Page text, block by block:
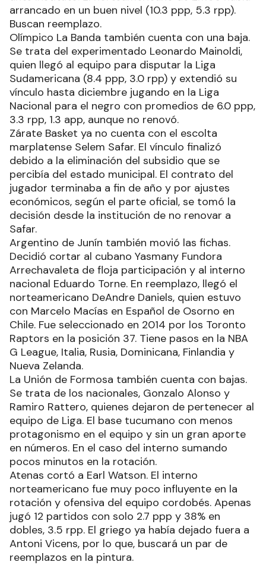
arrancado en un buen nivel (10.3 ppp, 5.3 rpp).
Buscan reemplazo.
Olímpico La Banda también cuenta con una baja.
Se trata del experimentado Leonardo Mainoldi,
quien llegó al equipo para disputar la Liga
Sudamericana (8.4 ppp, 3.0 rpp) y extendió su
vínculo hasta diciembre jugando en la Liga
Nacional para el negro con promedios de 6.0 ppp,
3.3 rpp, 1.3 app, aunque no renovó.
Zárate Basket ya no cuenta con el escolta
marplatense Selem Safar. El vínculo finalizó
debido a la eliminación del subsidio que se
percibía del estado municipal. El contrato del
jugador terminaba a fin de año y por ajustes
económicos, según el parte oficial, se tomó la
decisión desde la institución de no renovar a
Safar.
Argentino de Junín también movió las fichas.
Decidió cortar al cubano Yasmany Fundora
Arrechavaleta de floja participación y al interno
nacional Eduardo Torne. En reemplazo, llegó el
norteamericano DeAndre Daniels, quien estuvo
con Marcelo Macías en Español de Osorno en
Chile. Fue seleccionado en 2014 por los Toronto
Raptors en la posición 37. Tiene pasos en la NBA
G League, Italia, Rusia, Dominicana, Finlandia y
Nueva Zelanda.
La Unión de Formosa también cuenta con bajas.
Se trata de los nacionales, Gonzalo Alonso y
Ramiro Rattero, quienes dejaron de pertenecer al
equipo de Liga. El base tucumano con menos
protagonismo en el equipo y sin un gran aporte
en números. En el caso del interno sumando
pocos minutos en la rotación.
Atenas cortó a Earl Watson. El interno
norteamericano fue muy poco influyente en la
rotación y ofensiva del equipo cordobés. Apenas
jugó 12 partidos con solo 2.7 ppp y 38% en
dobles, 3.5 rpp. El griego ya había dejado fuera a
Antoni Vicens, por lo que, buscará un par de
reemplazos en la pintura.